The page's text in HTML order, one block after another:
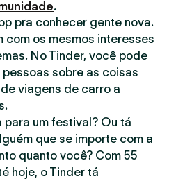
.
pra conhecer gente nova.
com os mesmos interesses
No Tinder, você pode
sobre as coisas
viagens de carro a
para um festival? Ou tá
que se importe com a
quanto você? Com 55
hoje, o Tinder tá